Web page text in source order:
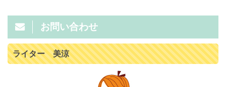
お問い合わせ
ライター 美涼